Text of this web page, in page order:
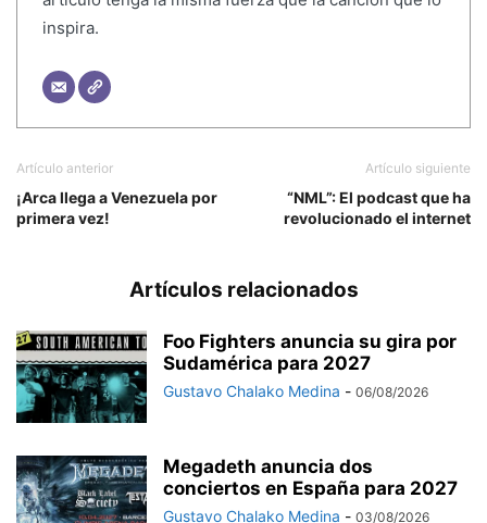
inspira.
Artículo anterior
¡Arca llega a Venezuela por
primera vez!
Artículo siguiente
“NML”: El podcast que ha
revolucionado el internet
Artículos relacionados
Foo Fighters anuncia su gira por
Sudamérica para 2027
Gustavo Chalako Medina - 06/08/2026
Megadeth anuncia dos
conciertos en España para 2027
Gustavo Chalako Medina - 03/08/2026